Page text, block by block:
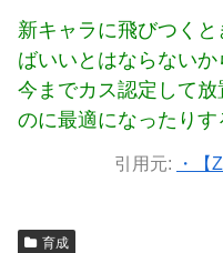
新キャラに飛びつく
ばいいとはならないか
今までカス認定して
のに最適になったりす
引用元: ・【
育成